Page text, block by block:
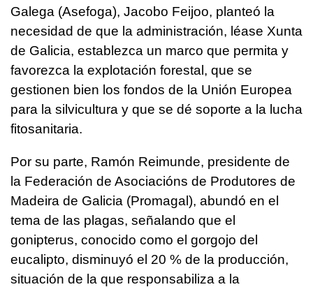
Galega (Asefoga), Jacobo Feijoo, planteó la
necesidad de que la administración, léase Xunta
de Galicia, establezca un marco que permita y
favorezca la explotación forestal, que se
gestionen bien los fondos de la Unión Europea
para la silvicultura y que se dé soporte a la lucha
fitosanitaria.
Por su parte, Ramón Reimunde, presidente de
la Federación de Asociacións de Produtores de
Madeira de Galicia (Promagal), abundó en el
tema de las plagas, señalando que el
gonipterus, conocido como el gorgojo del
eucalipto, disminuyó el 20 % de la producción,
situación de la que responsabiliza a la